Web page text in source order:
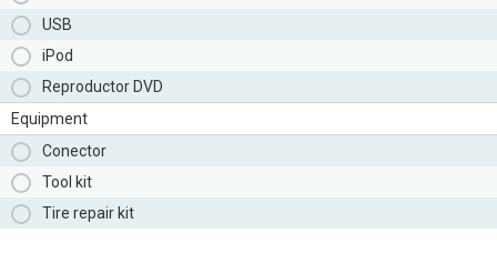
USB
iPod
Reproductor DVD
Equipment
Conector
Tool kit
Tire repair kit